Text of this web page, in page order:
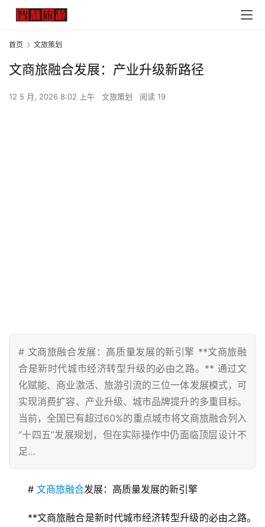
首页 文旅策划
文商旅融合发展：产业升级新路径
12 5 月, 2026 8:02 上午 文旅策划 阅读 19
# 文商旅融合发展：高质量发展的新引擎 **文商旅融
合是新时代城市经济转型升级的必由之路。** 通过文
化赋能、商业激活、旅游引流的三位一体发展模式，可
实现消费扩容、产业升级、城市品牌提升的多重目标。
当前，全国已有超过60%的重点城市将文商旅融合列入
“十四五”发展规划，但在实际操作中仍面临顶层设计不
足…
# 文商旅融合发展：高质量发展的新引擎
**文商旅融合是新时代城市经济转型升级的必由之路。